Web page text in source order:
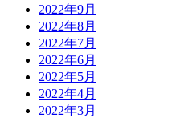
2022年9月
2022年8月
2022年7月
2022年6月
2022年5月
2022年4月
2022年3月